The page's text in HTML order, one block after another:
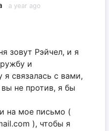
a year ago
зовут Рэйчел, и я
и
я связалась с вами,
не против, я бы
на мое письмо (
), чтобы я